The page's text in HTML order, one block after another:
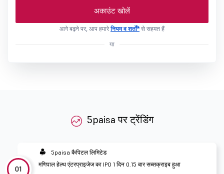
अकाउंट खोलें
आगे बढ़ने पर, आप हमारेनियम व शर्तों*से सहमत हैं
या
5paisa पर ट्रेंडिंग
01
5paisa कैपिटल लिमिटेड
मणिपाल हेल्थ एंटरप्राइजेज का IPO 1 दिन 0.15 बार सब्सक्राइब हुआ